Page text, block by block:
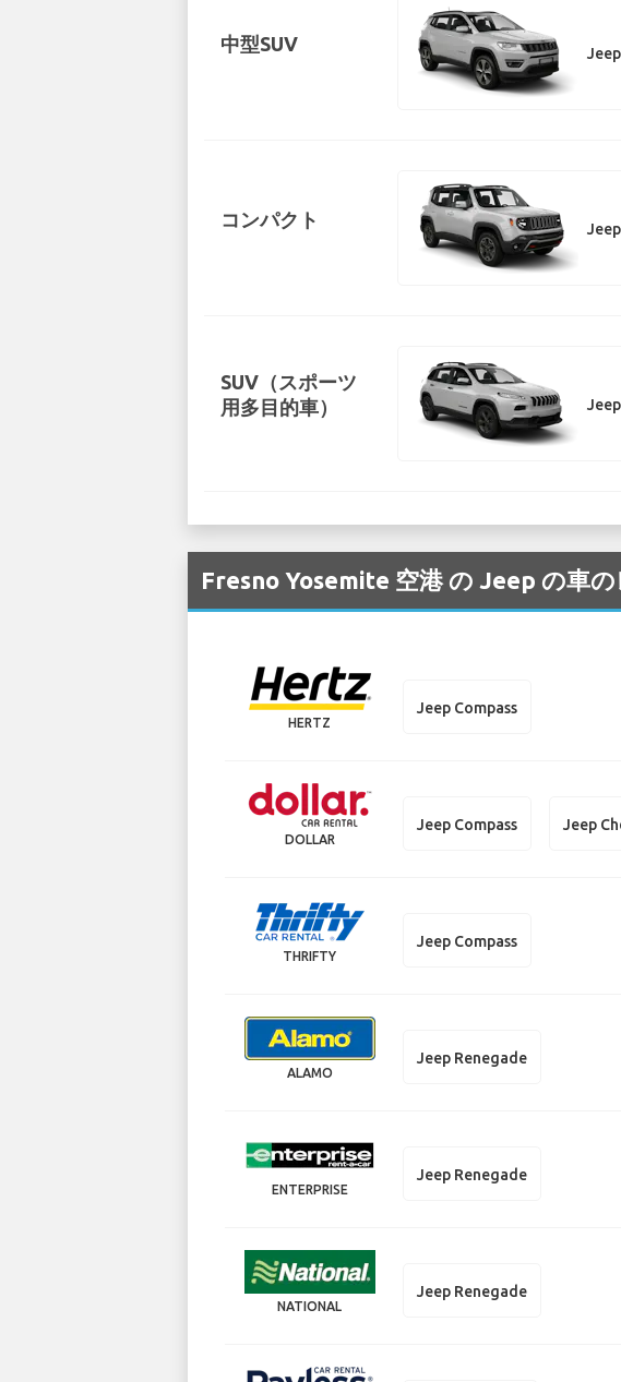
中型SUV
コンパクト
SUV（スポーツ
用多目的車）
Fresno Yosemite 空港 の Jeep の車
HERTZ
Jeep Compass
DOLLAR
Jeep Compass Jeep
THRIFTY
Jeep Compass
ALAMO
Jeep Renegade
ENTERPRISE
Jeep Renegade
NATIONAL
Jeep Renegade